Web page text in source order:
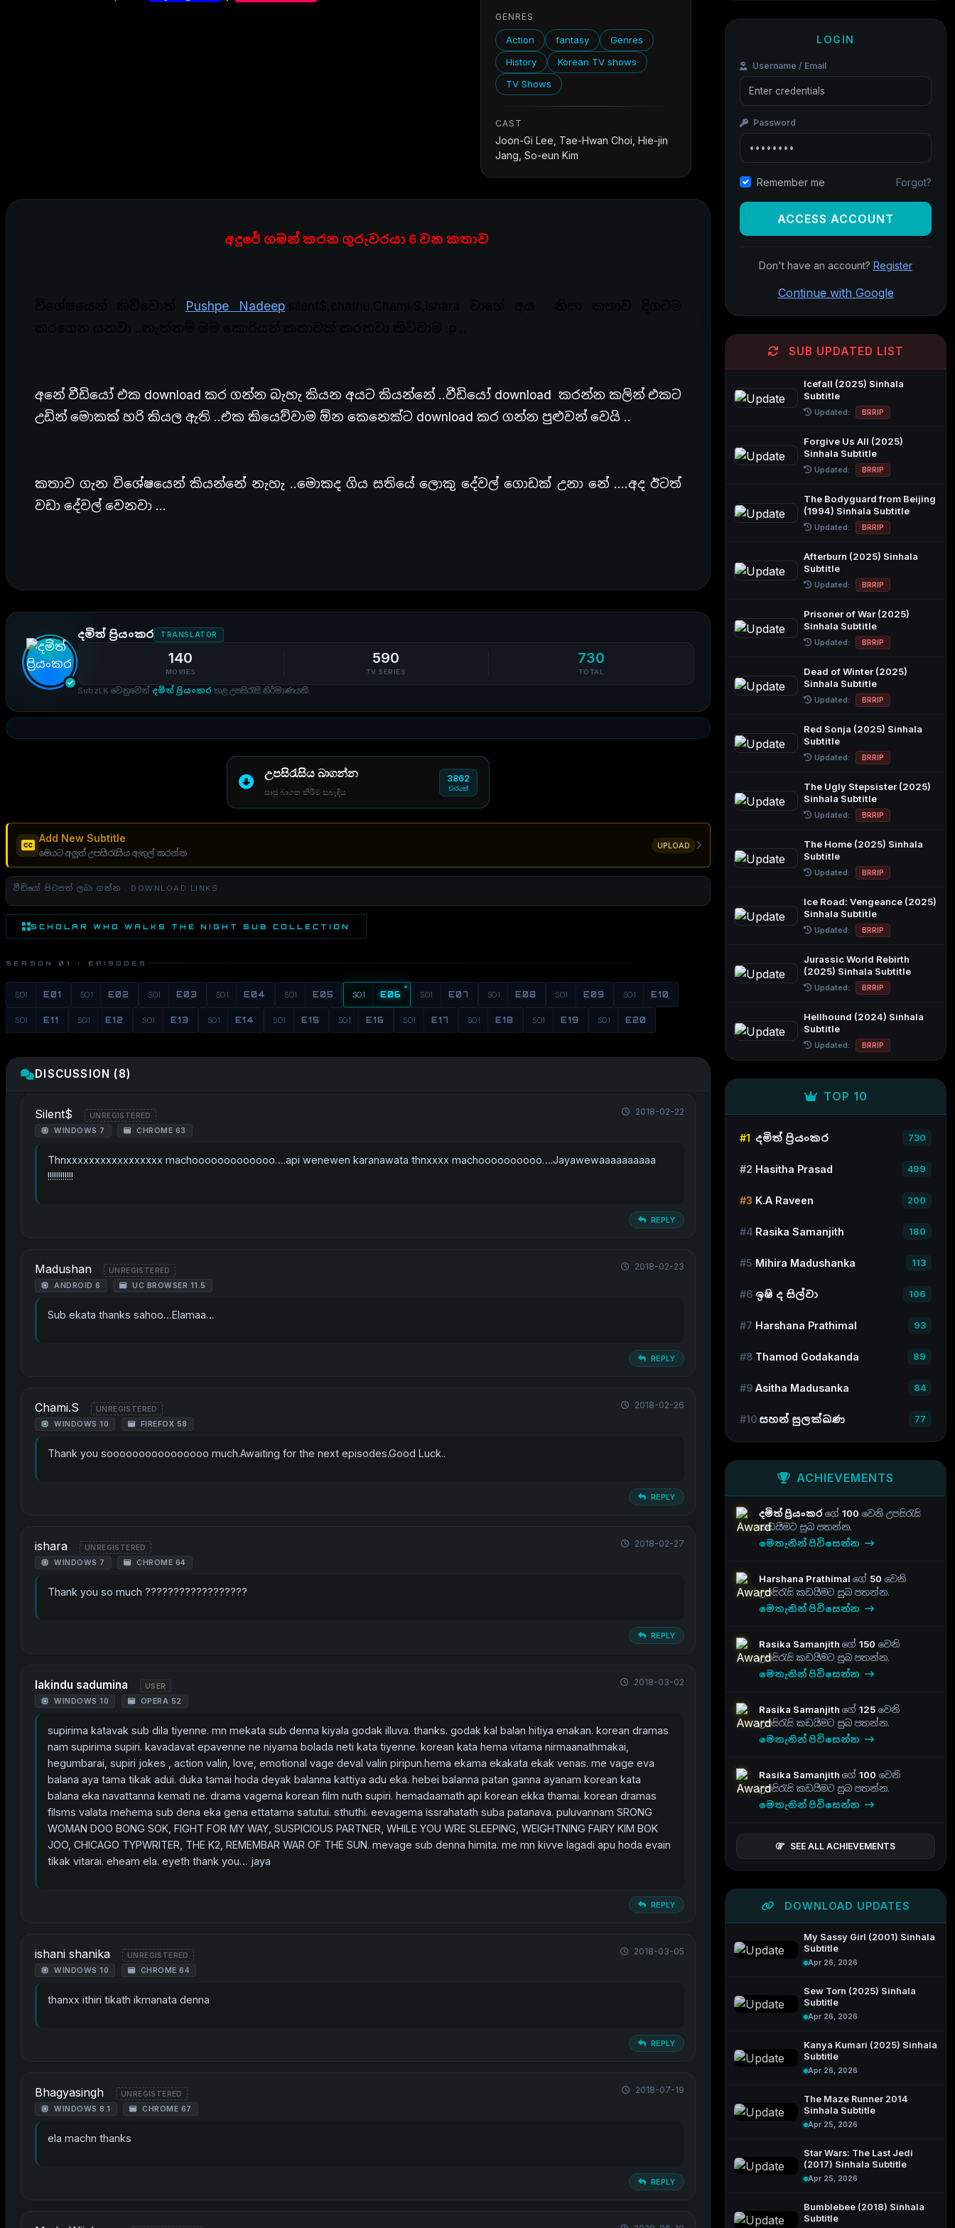
GENRES
Action fantasy
Genres
History
Korean TV shows
TV Shows
CAST
Joon-Gi Lee, Tae-Hwan Choi, Hie-jin
Jang, So-eun Kim
අදුරේ ගමන් කරන ගුරුවරයා 6 වන කතාව
Pushpe Nadeep
අනේ වීඩියෝ එක download කර ගන්න බැහැ කියන අයට කියන්නේ ..වීඩියෝ download කරන්න කලින් එකට
උඩින් මොකක් හරි කියල ඇති ..එක කියෙව්වාම ඕන කෙනෙක්ට download කර ගන්න පුළුවන් වෙයි ..
කතාව ගැන විශේෂයෙන් කියන්නේ නැහැ ..මොකද ගිය සතියේ ලොකු දේවල් ගොඩක් උනා නේ ….අද ඊටත්
වඩා දේවල් වෙනවා …
දමිත් ප්‍රියංකර TRANSLATOR
140
MOVIES
590
TV SERIES
730
TOTAL
SubzLK වෙනුවෙන් දමිත් ප්‍රියංකර කළ උපසිරැසි නිර්මාණයකි.
උපසිරැසිය බාගන්න
සෘජු බාගත කිරීම් සබැඳිය
3862
වාරයක්
Add New Subtitle
මෙයට අලුත් උපසිරැසිය ඇතුල් කරන්න
UPLOAD
වීඩියෝ පිටපත් ලබා ගන්න . DOWNLOAD LINKS
SCHOLAR WHO WALKS THE NIGHT SUB COLLECTION
SEASON 01 · EPISODES
S01 E01 S01 E02 S01 E03 S01 E04 S01 E05 S01 E06 S01 E07 S01 E08 S01 E09 S01 E10
S01 E11 S01 E12 S01 E13 S01 E14 S01 E15 S01 E16 S01 E17 S01 E18 S01 E19 S01 E20
DISCUSSION (8)
Silent$ UNREGISTERED
WINDOWS 7 CHROME 63
2018-02-22
Thnxxxxxxxxxxxxxxxxx machooooooooooooo….api wenewen karanawata thnxxxx machoooooooooo….Jayawewaaaaaaaaaa
!!!!!!!!!!!!
REPLY
Madushan UNREGISTERED
ANDROID 6 UC BROWSER 11.5
2018-02-23
Sub ekata thanks sahoo…Elamaa…
REPLY
Chami.S UNREGISTERED
WINDOWS 10 FIREFOX 58
2018-02-26
Thank you soooooooooooooooo much.Awaiting for the next episodes.Good Luck..
REPLY
ishara UNREGISTERED
WINDOWS 7 CHROME 64
2018-02-27
Thank you so much ??????????????????
REPLY
lakindu sadumina USER
WINDOWS 10 OPERA 52
2018-03-02
supirima katavak sub dila tiyenne. mn mekata sub denna kiyala godak illuva. thanks. godak kal balan hitiya enakan. korean dramas
nam supirima supiri. kavadavat epavenne ne niyama bolada neti kata tiyenne. korean kata hema vitama nirmaanathmakai,
hegumbarai, supiri jokes , action valin, love, emotional vage deval valin piripun.hema ekama ekakata ekak venas. me vage eva
balana aya tama tikak adui. duka tamai hoda deyak balanna kattiya adu eka. hebei balanna patan ganna ayanam korean kata
balana eka navattanna kemati ne. drama vagema korean film nuth supiri. hemadaamath api korean ekka thamai. korean dramas
filsms valata mehema sub dena eka gena ettatama satutui. sthuthi. eevagema issrahatath suba patanava. puluvannam SRONG
WOMAN DOO BONG SOK, FIGHT FOR MY WAY, SUSPICIOUS PARTNER, WHILE YOU WRE SLEEPING, WEIGHTNING FAIRY KIM BOK
JOO, CHICAGO TYPWRITER, THE K2, REMEMBAR WAR OF THE SUN. mevage sub denna himita. me mn kivve lagadi apu hoda evain
tikak vitarai. eheam ela. eyeth thank you… jaya
REPLY
ishani shanika UNREGISTERED
WINDOWS 10 CHROME 64
2018-03-05
thanxx ithiri tikath ikmanata denna
REPLY
Bhagyasingh UNREGISTERED
WINDOWS 8.1 CHROME 67
2018-07-19
ela machn thanks
REPLY
LOGIN
Username / Email
Password
Remember me Forgot?
ACCESS ACCOUNT
Don't have an account? Register
Continue with Google
SUB UPDATED LIST
Icefall (2025) Sinhala
Subtitle
Updated: BRRIP
Forgive Us All (2025)
Sinhala Subtitle
Updated: BRRIP
The Bodyguard from Beijing
(1994) Sinhala Subtitle
Updated: BRRIP
Afterburn (2025) Sinhala
Subtitle
Updated: BRRIP
Prisoner of War (2025)
Sinhala Subtitle
Updated: BRRIP
Dead of Winter (2025)
Sinhala Subtitle
Updated: BRRIP
Red Sonja (2025) Sinhala
Subtitle
Updated: BRRIP
The Ugly Stepsister (2025)
Sinhala Subtitle
Updated: BRRIP
The Home (2025) Sinhala
Subtitle
Updated: BRRIP
Ice Road: Vengeance (2025)
Sinhala Subtitle
Updated: BRRIP
Jurassic World Rebirth
(2025) Sinhala Subtitle
Updated: BRRIP
Hellhound (2024) Sinhala
Subtitle
Updated: BRRIP
TOP 10
#1 දමිත් ප්‍රියංකර 730
#2 Hasitha Prasad 499
#3 K.A Raveen 200
#4 Rasika Samanjith 180
#5 Mihira Madushanka 113
#6 ඉෂි ද සිල්වා 106
#7 Harshana Prathimal 93
#8 Thamod Godakanda 89
#9 Asitha Madusanka 84
#10 සහන් සුලක්ඛණ 77
ACHIEVEMENTS
දමිත් ප්‍රියංකරගේ 100 වෙනි උපසිරැසි
කඩයීමට සුබ පතන්න.
මෙතැනින් පිවිසෙන්න
Harshana Prathimal ගේ 50 වෙනි
උපසිරැසි කඩයීමට සුබ පතන්න.
මෙතැනින් පිවිසෙන්න
Rasika Samanjith ගේ 150 වෙනි
උපසිරැසි කඩයීමට සුබ පතන්න.
මෙතැනින් පිවිසෙන්න
Rasika Samanjith ගේ 125 වෙනි
උපසිරැසි කඩයීමට සුබ පතන්න.
මෙතැනින් පිවිසෙන්න
Rasika Samanjith ගේ 100 වෙනි
උපසිරැසි කඩයීමට සුබ පතන්න.
මෙතැනින් පිවිසෙන්න
SEE ALL ACHIEVEMENTS
DOWNLOAD UPDATES
My Sassy Girl (2001) Sinhala
Subtitle
Apr 26, 2026
Sew Torn (2025) Sinhala
Subtitle
Apr 26, 2026
Kanya Kumari (2025) Sinhala
Subtitle
Apr 26, 2026
The Maze Runner 2014
Sinhala Subtitle
Apr 25, 2026
Star Wars: The Last Jedi
(2017) Sinhala Subtitle
Apr 25, 2026
Bumblebee (2018) Sinhala
Subtitle